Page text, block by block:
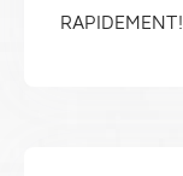
RAPIDEMENT!